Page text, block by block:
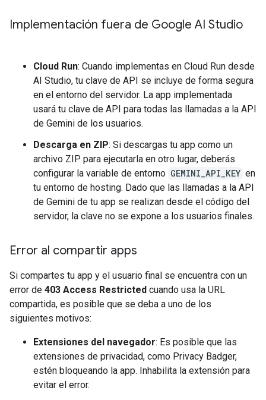
Implementación fuera de Google AI Studio
Cloud Run: Cuando implementas en Cloud Run desde
AI Studio, tu clave de API se incluye de forma segura
en el entorno del servidor. La app implementada
usará tu clave de API para todas las llamadas a la API
de Gemini de los usuarios.
Descarga en ZIP: Si descargas tu app como un
archivo ZIP para ejecutarla en otro lugar, deberás
configurar la variable de entorno GEMINI_API_KEY en
tu entorno de hosting. Dado que las llamadas a la API
de Gemini de tu app se realizan desde el código del
servidor, la clave no se expone a los usuarios finales.
Error al compartir apps
Si compartes tu app y el usuario final se encuentra con un
error de 403 Access Restricted cuando usa la URL
compartida, es posible que se deba a uno de los
siguientes motivos:
Extensiones del navegador: Es posible que las
extensiones de privacidad, como Privacy Badger,
estén bloqueando la app. Inhabilita la extensión para
evitar el error.